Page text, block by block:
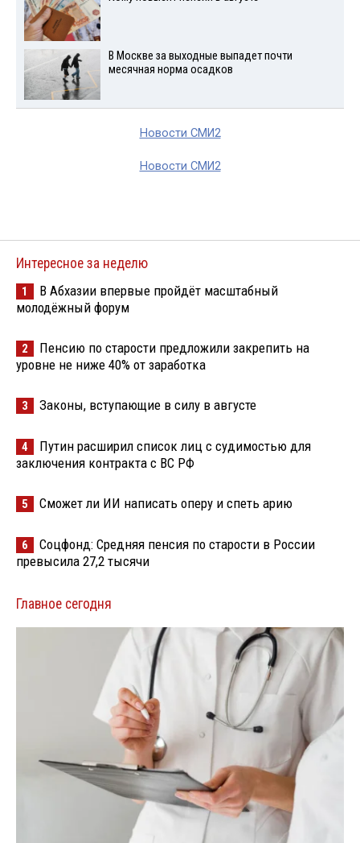
В Москве за выходные выпадет почти
месячная норма осадков
Новости СМИ2
Новости СМИ2
Интересное за неделю
1
В Абхазии впервые пройдёт масштабный
молодёжный форум
2
Пенсию по старости предложили закрепить на
уровне не ниже 40% от заработка
3 Законы, вступающие в силу в августе
4
Путин расширил список лиц с судимостью для
заключения контракта с ВС РФ
5 Сможет ли ИИ написать оперу и спеть арию
6
Соцфонд: Средняя пенсия по старости в России
превысила 27,2 тысячи
Главное сегодня